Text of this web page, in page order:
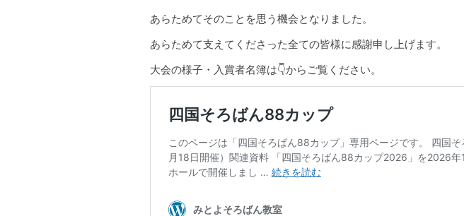
あらためてそのことを思う機会となりました。
あらためて支えてくださった全ての皆様に感謝申し上げます。
大会の様子・入賞者名簿は👇からご覧ください。